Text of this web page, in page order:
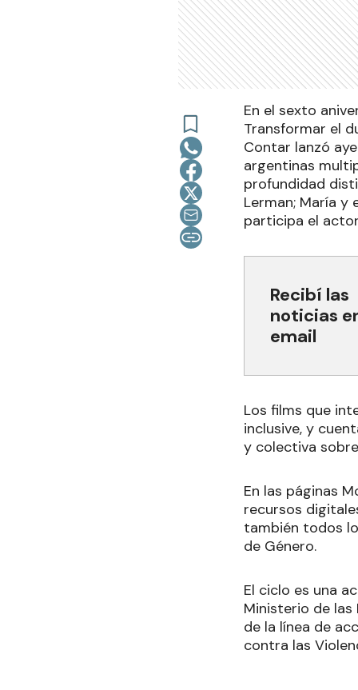
En el sexto
Transformar el
Contar lanzó
argentinas
profundidad
Lerman; María y
participa el
Recibí las
noticias
email
Los films que
inclusive, y
y colectiva
En las páginas
recursos
también todos
de Género.
El ciclo es una
Ministerio de las
de la línea de
contra las